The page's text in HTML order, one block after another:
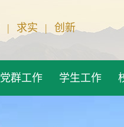
| 求实 | 创新
党群工作 学生工作